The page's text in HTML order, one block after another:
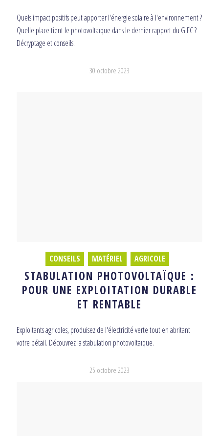
Quels impact positifs peut apporter l'énergie solaire à l'environnement ?
Quelle place tient le photovoltaïque dans le dernier rapport du GIEC ?
Décryptage et conseils.
30 octobre 2023
CONSEILS MATÉRIEL AGRICOLE
STABULATION PHOTOVOLTAÏQUE :
POUR UNE EXPLOITATION DURABLE
ET RENTABLE
Exploitants agricoles, produisez de l'électricité verte tout en abritant
votre bétail. Découvrez la stabulation photovoltaïque.
25 octobre 2023